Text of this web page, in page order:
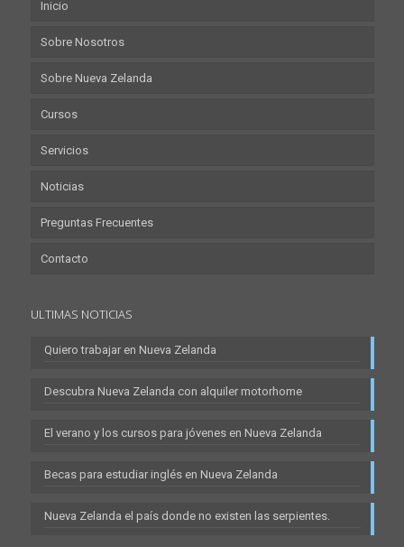
Inicio
Sobre Nosotros
Sobre Nueva Zelanda
Cursos
Servicios
Noticias
Preguntas Frecuentes
Contacto
ULTIMAS NOTICIAS
Quiero trabajar en Nueva Zelanda
Descubra Nueva Zelanda con alquiler motorhome
El verano y los cursos para jóvenes en Nueva Zelanda
Becas para estudiar inglés en Nueva Zelanda
Nueva Zelanda el país donde no existen las serpientes.